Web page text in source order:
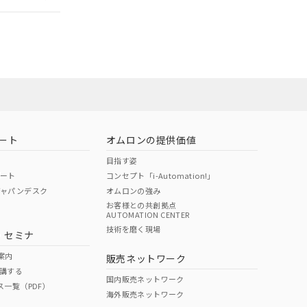
O O
ページへ
ください
ト
ト
パンデスク
セミナ
内
する
覧（PDF）
オムロンの提供価値
目指す姿
コンセプト「i-Automation!」
オムロンの強み
お客様との共創拠点
AUTOMATION CENTER
技術を磨く現場
販売ネットワーク
国内販売ネットワーク
海外販売ネットワーク